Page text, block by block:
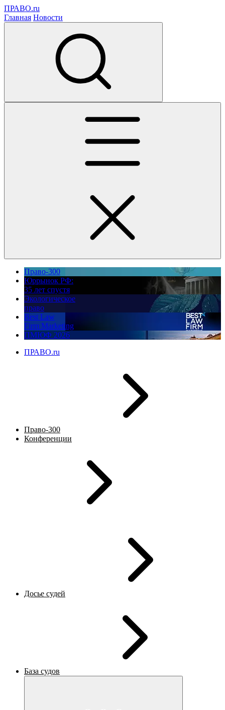
ПРАВО.ru
Главная Новости
Право-300
Юррынок РФ:
35 лет спустя
Экологическое
право
Best Law
Firm Marketing
ПМЮФ 2026
ПРАВО.ru
Право-300
Конференции
Досье судей
База судов